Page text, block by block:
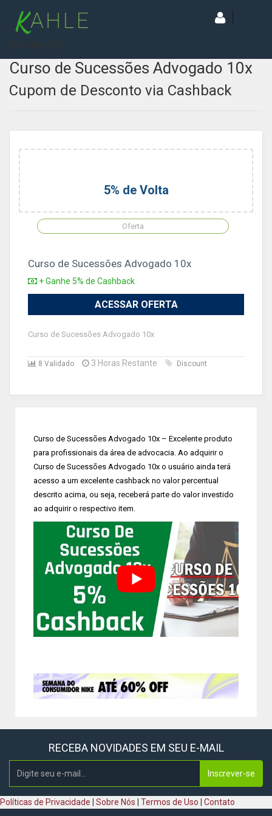
Curso de Sucessões Advogado 10x
Cupom de Desconto via Cashback
5% de Volta
Oferta
Curso de Sucessões Advogado 10x
+ Ganhe 5% de Cashback
ACESSAR OFERTA
Curso de Sucessões Advogado 10x
8 Validado 3 Horas Restante Discount
Curso de Sucessões Advogado 10x – Excelente produto
para profissionais da área de advocacia. Ao adquirir o
Curso de Sucessões Advogado 10x o usuário ainda terá
acesso a um excelente cashback no valor percentual
descrito acima, ou seja, receberá parte do valor investido
ao adquirir o respectivo item.
RECEBA NOVIDADES EM SEU E-MAIL
Inscrever-se
Políticas de Privacidade Sobre Nós Termos de Uso Contato